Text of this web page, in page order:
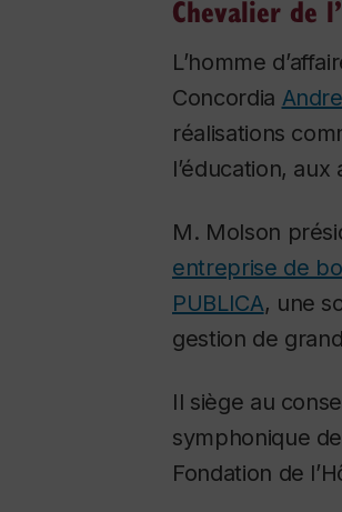
Chevalier de
L’homme
Concordia
réalisations
l’éducation,
M. Molson
entreprise de
PUBLICA, une
gestion de
Il siège au
symphonique
Fondation de